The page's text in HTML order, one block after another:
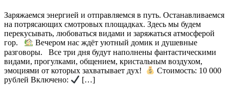
Заряжаемся энергией и отправляемся в путь. Останавливаемся
на потрясающих смотровых площадках. Здесь мы будем
перекусывать, любоваться видами и заряжаться атмосферой
гор.
Вечером нас ждёт уютный домик и душевные
разговоры. Все три дня будут наполнены фантастическими
видами, прогулками, общением, кристальным воздухом,
эмоциями от которых захватывает дух!
Стоимость: 10 000
рублей Включено:
[…]